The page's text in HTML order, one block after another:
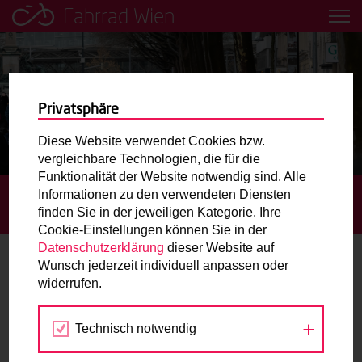
Fahrrad Wien
Leih dir einfach ein Transportfahrrad in deiner Nähe aus!
Mobilitätsbildung für Kinder und
Jugendliche
Radweg-Projektkarte
Routenplaner
Mit dem Fahrrad in Wien unterwegs? Hier finden Sie die
beste Route.
Wunschbox
Sie haben ein Anliegen zum Radverkehr? Schreiben Sie
STARTSEITE AKTUELLES
PRATERSTRASSE: Z
WEIRICHTUNGSRADWEG BAULICH FERTIGGESTELLT
Praterstraße: Zweirichtungsradweg
baulich fertiggestellt
21.12.2023
Privatsphäre
Diese Website verwendet Cookies bzw.
vergleichbare Technologien, die für die
Funktionalität der Website notwendig sind. Alle
Informationen zu den verwendeten Diensten
finden Sie in der jeweiligen Kategorie. Ihre
Cookie-Einstellungen können Sie in der
Datenschutzerklärung dieser Website auf
Wunsch jederzeit individuell anpassen oder
widerrufen.
Technisch notwendig